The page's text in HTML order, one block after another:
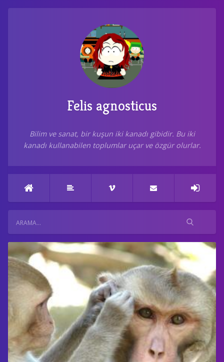
Felis agnosticus
Bilim ve sanat, bir kuşun iki kanadı gibidir. Bu iki
kanadı kullanabilen toplumlar uçar ve özgür olurlar.